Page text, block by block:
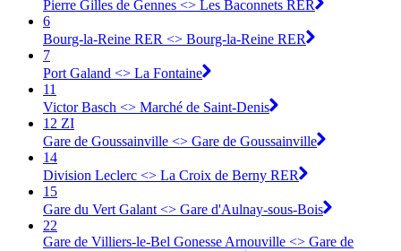
Pierre Gilles de Gennes <> Les Baconnets RER
6
Bourg-la-Reine RER <> Bourg-la-Reine RER
7
Port Galand <> La Fontaine
11
Victor Basch <> Marché de Saint-Denis
12 ZI
Gare de Goussainville <> Gare de Goussainville
14
Division Leclerc <> La Croix de Berny RER
15
Gare du Vert Galant <> Gare d'Aulnay-sous-Bois
22
Gare de Villiers-le-Bel Gonesse Arnouville <> Gare de